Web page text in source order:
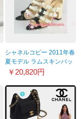
シャネルコピー 2011年春
夏モデル ラムスキンバッ
グルサンダル CH200
￥20,820円